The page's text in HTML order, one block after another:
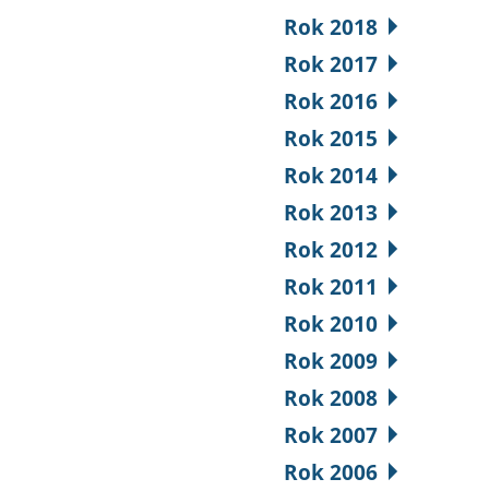
Rok 2018
Rok 2017
Rok 2016
Rok 2015
Rok 2014
Rok 2013
Rok 2012
Rok 2011
Rok 2010
Rok 2009
Rok 2008
Rok 2007
Rok 2006